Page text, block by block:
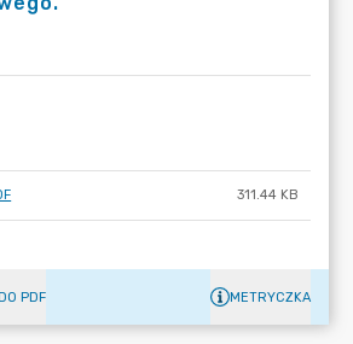
311.44 KB
PDF METRYCZKA